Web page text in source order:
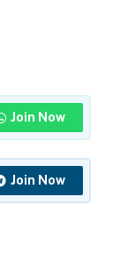
Join Now
Join Now